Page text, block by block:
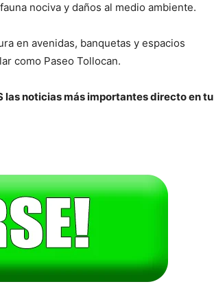
nociva y daños al medio ambiente.
en avenidas, banquetas y espacios
como Paseo Tollocan.
las noticias más importantes directo en tu